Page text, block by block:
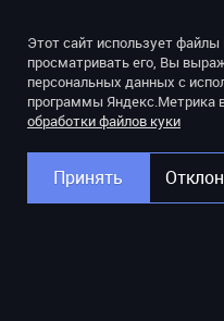
Этот сайт использует
просматривать его, Вы
персональных данных с
программы Яндекс.Метрика
обработки файлов куки
Принять